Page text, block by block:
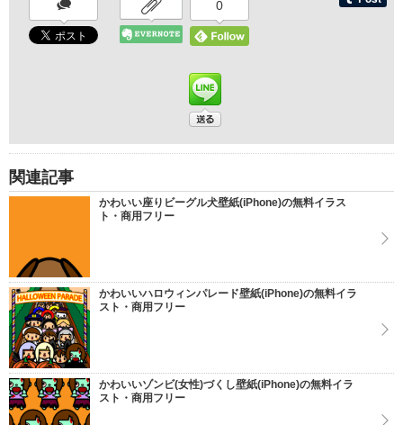
0
関連記事
かわいい座りビーグル犬壁紙(iPhone)の無料イラス
ト・商用フリー
かわいいハロウィンパレード壁紙(iPhone)の無料イラ
スト・商用フリー
かわいいゾンビ(女性)づくし壁紙(iPhone)の無料イラ
スト・商用フリー